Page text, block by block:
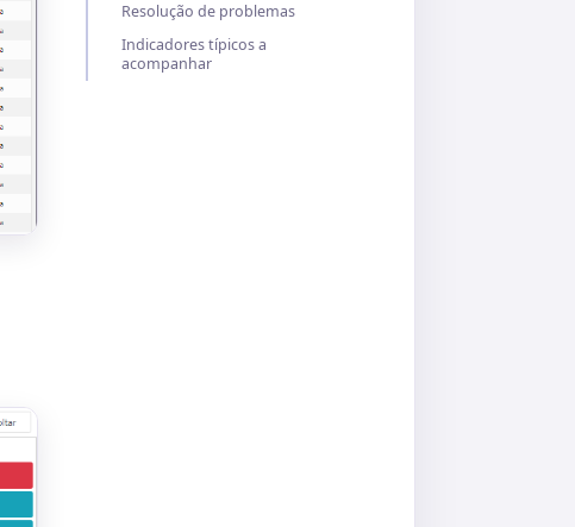
Resolução de problemas
Indicadores típicos a
acompanhar